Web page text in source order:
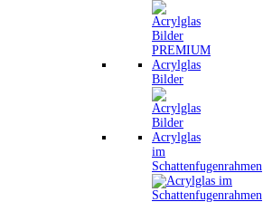
Acrylglas
Bilder
Acrylglas
im
Schattenfugenrahmen